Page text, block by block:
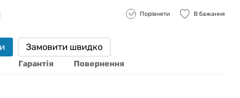
Порівняти В бажання
Замовити швидко
Гарантія Повернення